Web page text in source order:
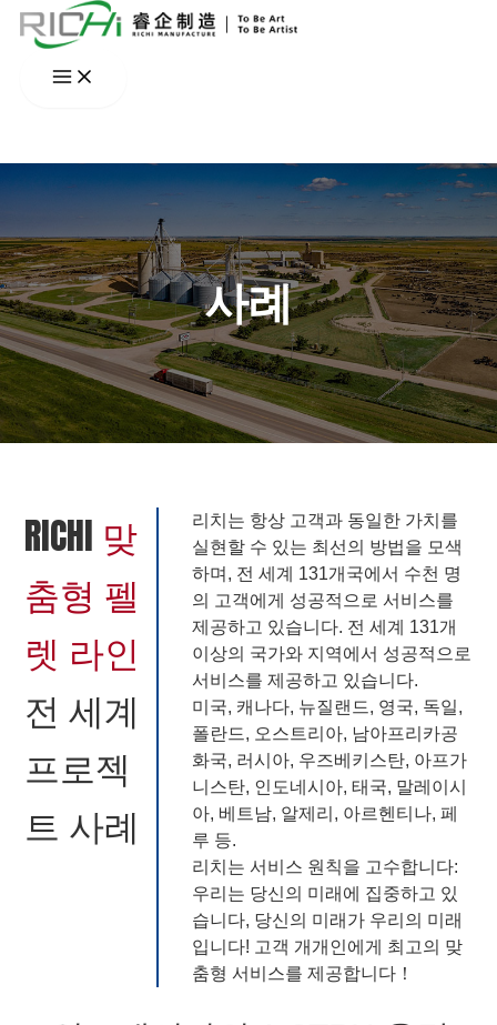
뛰
사례
RICHI 맞
춤형 펠
렛 라인
전 세계
프로젝
트 사례
리치는 항상 고객과 동일한 가치를
실현할 수 있는 최선의 방법을 모색
하며, 전 세계 131개국에서 수천 명
의 고객에게 성공적으로 서비스를
제공하고 있습니다. 전 세계 131개
이상의 국가와 지역에서 성공적으로
서비스를 제공하고 있습니다.
미국, 캐나다, 뉴질랜드, 영국, 독일,
폴란드, 오스트리아, 남아프리카공
화국, 러시아, 우즈베키스탄, 아프가
니스탄, 인도네시아, 태국, 말레이시
아, 베트남, 알제리, 아르헨티나, 페
루 등.
리치는 서비스 원칙을 고수합니다:
우리는 당신의 미래에 집중하고 있
습니다, 당신의 미래가 우리의 미래
입니다! 고객 개개인에게 최고의 맞
춤형 서비스를 제공합니다！